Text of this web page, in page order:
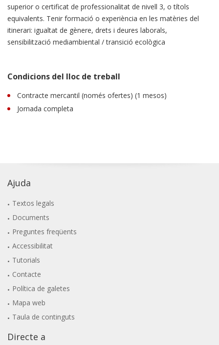
superior o certificat de professionalitat de nivell 3, o títols
equivalents. Tenir formació o experiència en les matèries del
itinerari: igualtat de gènere, drets i deures laborals,
sensibilització mediambiental / transició ecològica
Condicions del lloc de treball
Contracte mercantil (només ofertes) (1 mesos)
Jornada completa
Ajuda
Textos legals
Documents
Preguntes freqüents
Accessibilitat
Tutorials
Contacte
Política de galetes
Mapa web
Taula de continguts
Directe a